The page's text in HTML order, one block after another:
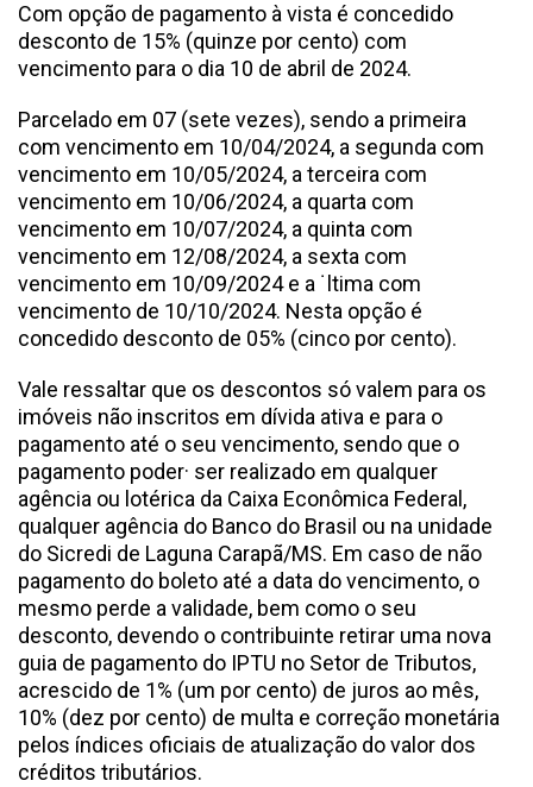
Com opção de pagamento à vista é concedido
desconto de 15% (quinze por cento) com
vencimento para o dia 10 de abril de 2024.
Parcelado em 07 (sete vezes), sendo a primeira
com vencimento em 10/04/2024, a segunda com
vencimento em 10/05/2024, a terceira com
vencimento em 10/06/2024, a quarta com
vencimento em 10/07/2024, a quinta com
vencimento em 12/08/2024, a sexta com
vencimento em 10/09/2024 e a ˙ltima com
vencimento de 10/10/2024. Nesta opção é
concedido desconto de 05% (cinco por cento).
Vale ressaltar que os descontos só valem para os
imóveis não inscritos em dívida ativa e para o
pagamento até o seu vencimento, sendo que o
pagamento poder· ser realizado em qualquer
agência ou lotérica da Caixa Econômica Federal,
qualquer agência do Banco do Brasil ou na unidade
do Sicredi de Laguna Carapã/MS. Em caso de não
pagamento do boleto até a data do vencimento, o
mesmo perde a validade, bem como o seu
desconto, devendo o contribuinte retirar uma nova
guia de pagamento do IPTU no Setor de Tributos,
acrescido de 1% (um por cento) de juros ao mês,
10% (dez por cento) de multa e correção monetária
pelos índices oficiais de atualização do valor dos
créditos tributários.